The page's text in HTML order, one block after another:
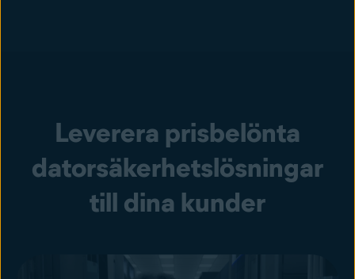
Leverera prisbelönta
datorsäkerhetslösningar
till dina kunder